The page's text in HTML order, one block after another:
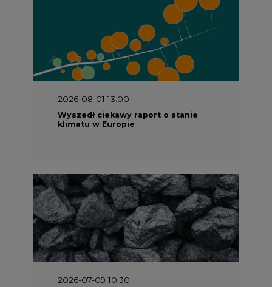
2026-08-01 13:00
Wyszedł ciekawy raport o stanie
klimatu w Europie
2026-07-09 10:30